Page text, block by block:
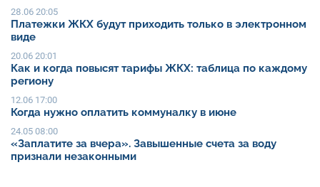
28.06 20:05
Платежки ЖКХ будут приходить только в электронном
виде
20.06 20:01
Как и когда повысят тарифы ЖКХ: таблица по каждому
региону
12.06 17:00
Когда нужно оплатить коммуналку в июне
24.05 08:00
«Заплатите за вчера». Завышенные счета за воду
признали незаконными